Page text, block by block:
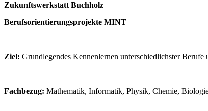
Zukunftswerkstatt Buchholz
Berufsorientierungsprojekte MINT
Ziel: Grundlegendes Kennenlernen unterschiedlichster
Fachbezug: Mathematik, Informatik, Physik, Chemie,